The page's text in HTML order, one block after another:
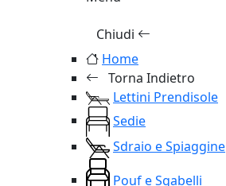
Chiudi
Home
Torna Indietro
Lettini Prendisole
Sedie
Sdraio e Spiaggine
Pouf e Sgabelli